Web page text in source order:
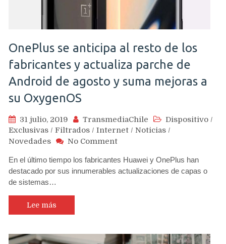
OnePlus se anticipa al resto de los
fabricantes y actualiza parche de
Android de agosto y suma mejoras a
su OxygenOS
31 julio, 2019 TransmediaChile Dispositivo /
Exclusivas / Filtrados / Internet / Noticias /
Novedades
No Commenton
se
anticipa
y
En el último tiempo los fabricantes Huawei y OnePlus han
destacado por sus innumerables actualizaciones de capas o
de sistemas…
Lee más